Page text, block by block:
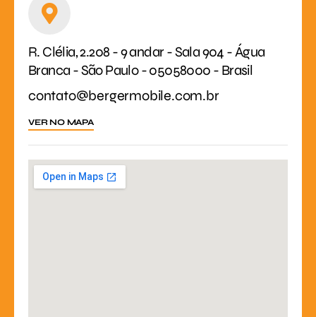
R. Clélia, 2.208 - 9 andar - Sala 904 - Água
Branca - São Paulo - 05058000 - Brasil
contato@bergermobile.com.br
VER NO MAPA